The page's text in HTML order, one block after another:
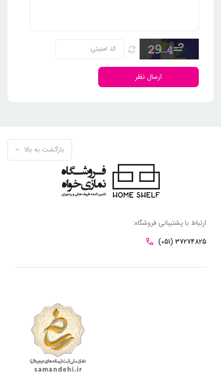
ارسال نظر
بازگشت به بالا
ارتباط با پشتیبانی فروشگاه:
(051) 37274825